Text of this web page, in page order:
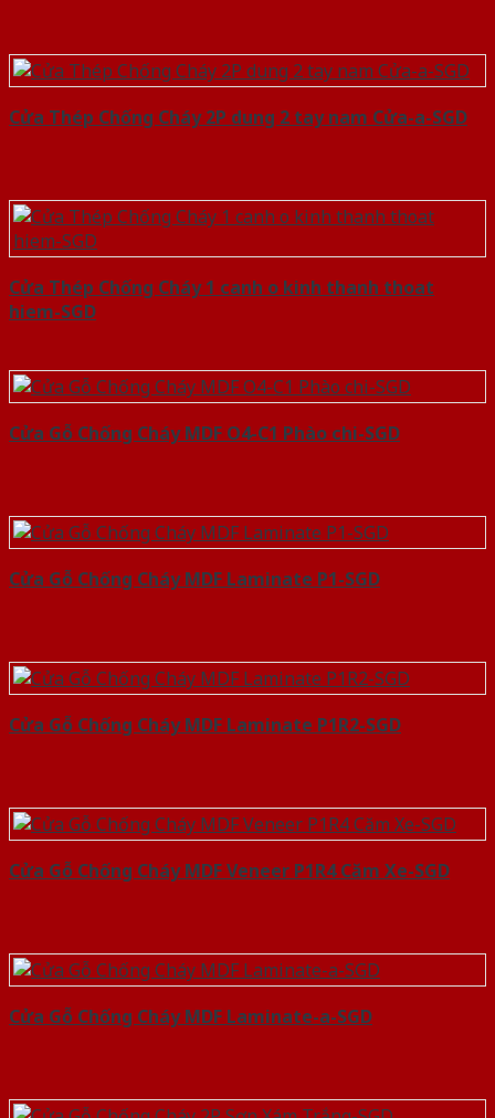
Cửa Thép Chống Cháy 2P dung 2 tay nam Cửa-a-SGD
Cửa Thép Chống Cháy 1 canh o kinh thanh thoat
hiem-SGD
Cửa Gỗ Chống Cháy MDF O4-C1 Phào chi-SGD
Cửa Gỗ Chống Cháy MDF Laminate P1-SGD
Cửa Gỗ Chống Cháy MDF Laminate P1R2-SGD
Cửa Gỗ Chống Cháy MDF Veneer P1R4 Căm Xe-SGD
Cửa Gỗ Chống Cháy MDF Laminate-a-SGD